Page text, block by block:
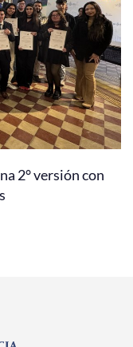
2° versión con